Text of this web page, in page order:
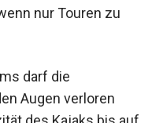
nur Touren zu
darf die
Augen verloren